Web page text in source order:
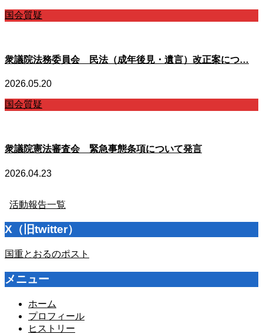
国会質疑
衆議院法務委員会 民法（成年後見・遺言）改正案につ…
2026.05.20
国会質疑
衆議院憲法審査会 緊急事態条項について発言
2026.04.23
活動報告一覧
X（旧twitter）
国重とおるのポスト
メニュー
ホーム
プロフィール
ヒストリー